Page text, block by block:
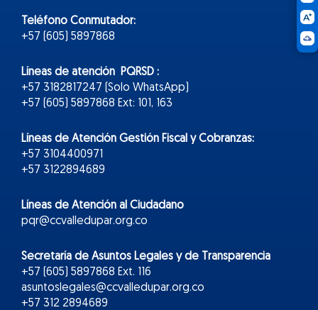
Teléfono Conmutador:
+57 (605) 5897868
Líneas de atención PQRSD :
+57 3182817247 (Solo WhatsApp)
+57 (605) 5897868 Ext: 101, 163
Líneas de Atención Gestión Fiscal y Cobranzas:
+57 3104400971
+57 3122894689
Líneas de Atención al Ciudadano
pqr@ccvalledupar.org.co
Secretaría de Asuntos Legales y de Transparencia
+57 (605) 5897868 Ext. 116
asuntoslegales@ccvalledupar.org.co
+57 312 2894689